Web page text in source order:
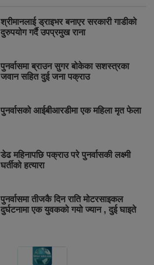
श्रीमानलाई ड्राइभर बनाएर सरकारी गाडीको
दुरुपयोग गर्दै उपप्रमुख राना
पुनर्वासमा ब्राउन सुगर बोकेका सशस्त्रका
जवान सहित दुई जना पक्राउ
पुनर्वासको आईबीआरडीमा एक महिला मृत फेला
डेढ महिनापछि पक्राउ परे पुनर्वासकी लक्ष्मी
घर्तीको हत्यारा
पुनर्वासमा तीजकै दिन राति मोटरसाइकल
दुर्घटनामा एक युवकको गयो ज्यान , दुई घाइते